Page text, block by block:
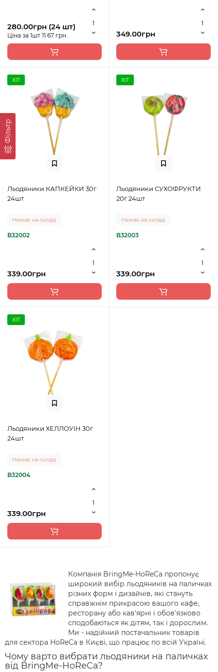
Фільтр
280.00грн (24 шт)
Ціна за 1шт 11.67 грн. 349.00грн
ХІТ
Льодяники КАПКЕЙКИ 30г
24шт
Немає на складі
B32002
339.00грн
ХІТ
Льодяники СУХОФРУКТИ
20г 24шт
Немає на складі
B32003
339.00грн
ХІТ
Льодяники ХЕЛЛОУІН 30г
24шт
Немає на складі
B32004
339.00грн
Компанія BringMe-HoReCa пропонує
широкий вибір льодяників на паличках
різних форм і дизайнів, які стануть
справжнім прикрасою вашого кафе,
ресторану або кав'ярні і обов'язково
сподобаються як дітям, так і дорослим.
Ми - надійний постачальник товарів
для сектора HoReCa в Києві, що працює по всій Україні.
Чому варто вибрати льодяники на паличках
від BringMe-HoReCa?